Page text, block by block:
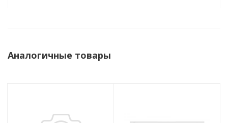
Аналогичные товары